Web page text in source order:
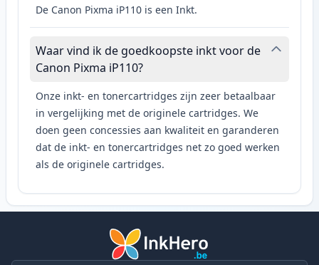
De Canon Pixma iP110 is een Inkt.
Waar vind ik de goedkoopste inkt voor de
Canon Pixma iP110?
Onze inkt- en tonercartridges zijn zeer betaalbaar
in vergelijking met de originele cartridges. We
doen geen concessies aan kwaliteit en garanderen
dat de inkt- en tonercartridges net zo goed werken
als de originele cartridges.